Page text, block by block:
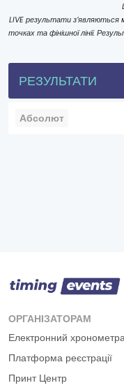
LIVE результати з’являються
точках та фінішної лінії.
РЕЗУЛЬТАТИ
Абсолют
ОРГАНІЗАТОРАМ
Електронний
Платформа реєстрації
Принт Центр